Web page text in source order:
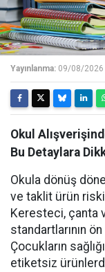
Yayınlanma: 09/08/2026
Okul
Bu Detaylara
Okula dönüş
ve taklit ürün
Keresteci, çanta
standartlarının
Çocukların
etiketsiz